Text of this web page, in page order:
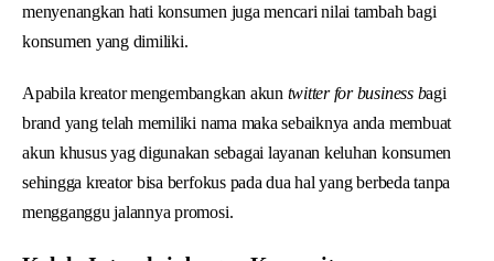
menyenangkan hati konsumen juga mencari nilai tambah bagi
konsumen yang dimiliki.
Apabila kreator mengembangkan akun twitter for business bagi
brand yang telah memiliki nama maka sebaiknya anda membuat
akun khusus yag digunakan sebagai layanan keluhan konsumen
sehingga kreator bisa berfokus pada dua hal yang berbeda tanpa
mengganggu jalannya promosi.